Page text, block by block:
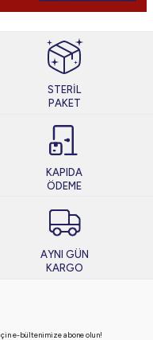
STERİL
PAKET
KAPIDA
ÖDEME
AYNI GÜN
KARGO
e-bültenimize abone olun!